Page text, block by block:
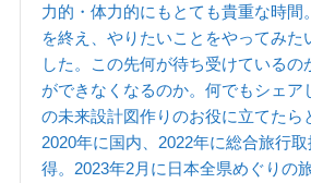
力的・体力的にもとても貴重な時間
を終え、やりたいことをやってみた
した。この先何が待ち受けているの
ができなくなるのか。何でもシェア
の未来設計図作りのお役に立てたら
2020年に国内、2022年に総合旅行
得。2023年2月に日本全県めぐりの